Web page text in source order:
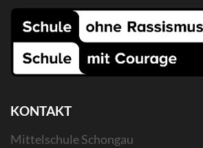
KONTAKT
Mittelschule Schongau